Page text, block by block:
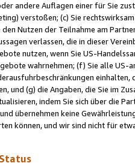
andere Auflagen einer für Sie
verstoßen; (c) Sie
Nutzen der Teilnahme am
verlassen, die in dieser
nutzen, wenn Sie US-
wahrnehmen; (f) Sie alle
und (g) die Angaben, die Sie im
indem Sie sich über die
übernehmen keine
können, und wir sind nicht für